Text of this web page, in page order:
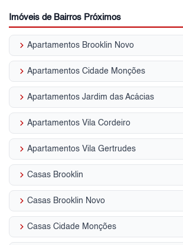
Imóveis de Bairros Próximos
keyboard_arrow_right Apartamentos Brooklin Novo
keyboard_arrow_right Apartamentos Cidade Monções
keyboard_arrow_right Apartamentos Jardim das Acácias
keyboard_arrow_right Apartamentos Vila Cordeiro
keyboard_arrow_right Apartamentos Vila Gertrudes
keyboard_arrow_right Casas Brooklin
keyboard_arrow_right Casas Brooklin Novo
keyboard_arrow_right Casas Cidade Monções